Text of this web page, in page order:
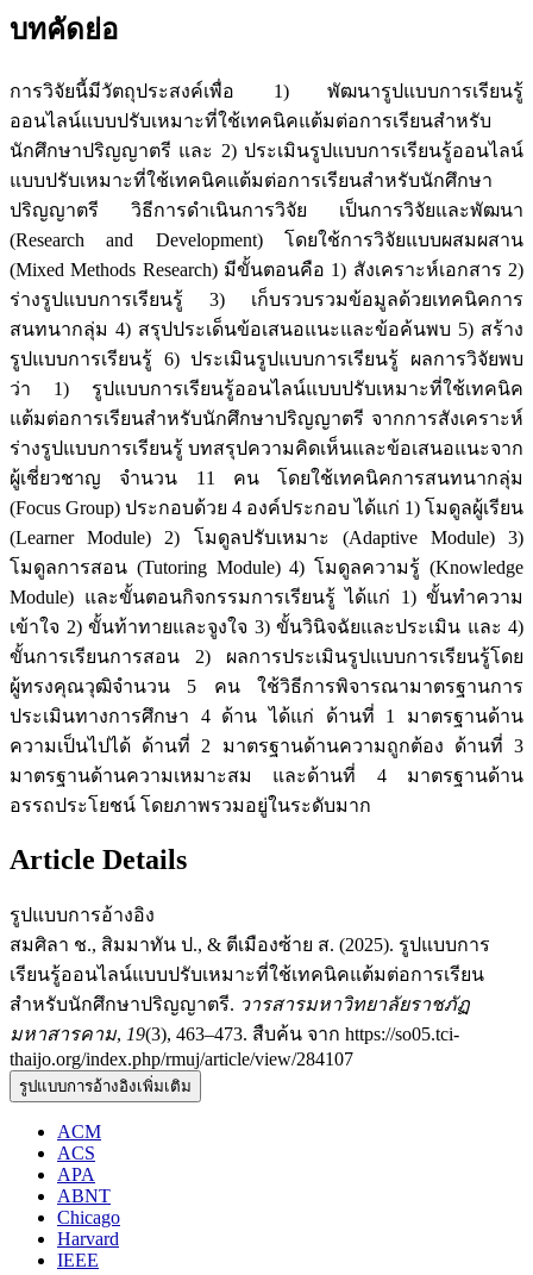
บทคัดย่อ
การวิจัยนี้มีวัตถุประสงค์เพื่อ 1) พัฒนารูปแบบการเรียนรู้
ออนไลน์แบบปรับเหมาะที่ใช้เทคนิคแต้มต่อการเรียนสำหรับ
นักศึกษาปริญญาตรี และ 2) ประเมินรูปแบบการเรียนรู้ออนไลน์
แบบปรับเหมาะที่ใช้เทคนิคแต้มต่อการเรียนสำหรับนักศึกษา
ปริญญาตรี วิธีการดำเนินการวิจัย เป็นการวิจัยและพัฒนา
(Research and Development) โดยใช้การวิจัยแบบผสมผสาน
(Mixed Methods Research) มีขั้นตอนคือ 1) สังเคราะห์เอกสาร 2)
ร่างรูปแบบการเรียนรู้ 3) เก็บรวบรวมข้อมูลด้วยเทคนิคการ
สนทนากลุ่ม 4) สรุปประเด็นข้อเสนอแนะและข้อค้นพบ 5) สร้าง
รูปแบบการเรียนรู้ 6) ประเมินรูปแบบการเรียนรู้ ผลการวิจัยพบ
ว่า 1) รูปแบบการเรียนรู้ออนไลน์แบบปรับเหมาะที่ใช้เทคนิค
แต้มต่อการเรียนสำหรับนักศึกษาปริญญาตรี จากการสังเคราะห์
ร่างรูปแบบการเรียนรู้ บทสรุปความคิดเห็นและข้อเสนอแนะจาก
ผู้เชี่ยวชาญ จำนวน 11 คน โดยใช้เทคนิคการสนทนากลุ่ม
(Focus Group) ประกอบด้วย 4 องค์ประกอบ ได้แก่ 1) โมดูลผู้เรียน
(Learner Module) 2) โมดูลปรับเหมาะ (Adaptive Module) 3)
โมดูลการสอน (Tutoring Module) 4) โมดูลความรู้ (Knowledge
Module) และขั้นตอนกิจกรรมการเรียนรู้ ได้แก่ 1) ขั้นทำความ
เข้าใจ 2) ขั้นท้าทายและจูงใจ 3) ขั้นวินิจฉัยและประเมิน และ 4)
ขั้นการเรียนการสอน 2) ผลการประเมินรูปแบบการเรียนรู้โดย
ผู้ทรงคุณวุฒิจำนวน 5 คน ใช้วิธีการพิจารณามาตรฐานการ
ประเมินทางการศึกษา 4 ด้าน ได้แก่ ด้านที่ 1 มาตรฐานด้าน
ความเป็นไปได้ ด้านที่ 2 มาตรฐานด้านความถูกต้อง ด้านที่ 3
มาตรฐานด้านความเหมาะสม และด้านที่ 4 มาตรฐานด้าน
อรรถประโยชน์ โดยภาพรวมอยู่ในระดับมาก
Article Details
รูปแบบการอ้างอิง
สมศิลา ช., สิมมาทัน ป., & ตีเมืองซ้าย ส. (2025). รูปแบบการ
เรียนรู้ออนไลน์แบบปรับเหมาะที่ใช้เทคนิคแต้มต่อการเรียน
สำหรับนักศึกษาปริญญาตรี. วารสารมหาวิทยาลัยราชภัฏ
มหาสารคาม, 19(3), 463–473. สืบค้น จาก https://so05.tci-
thaijo.org/index.php/rmuj/article/view/284107
รูปแบบการอ้างอิงเพิ่มเติม
ACM
ACS
APA
ABNT
Chicago
Harvard
IEEE